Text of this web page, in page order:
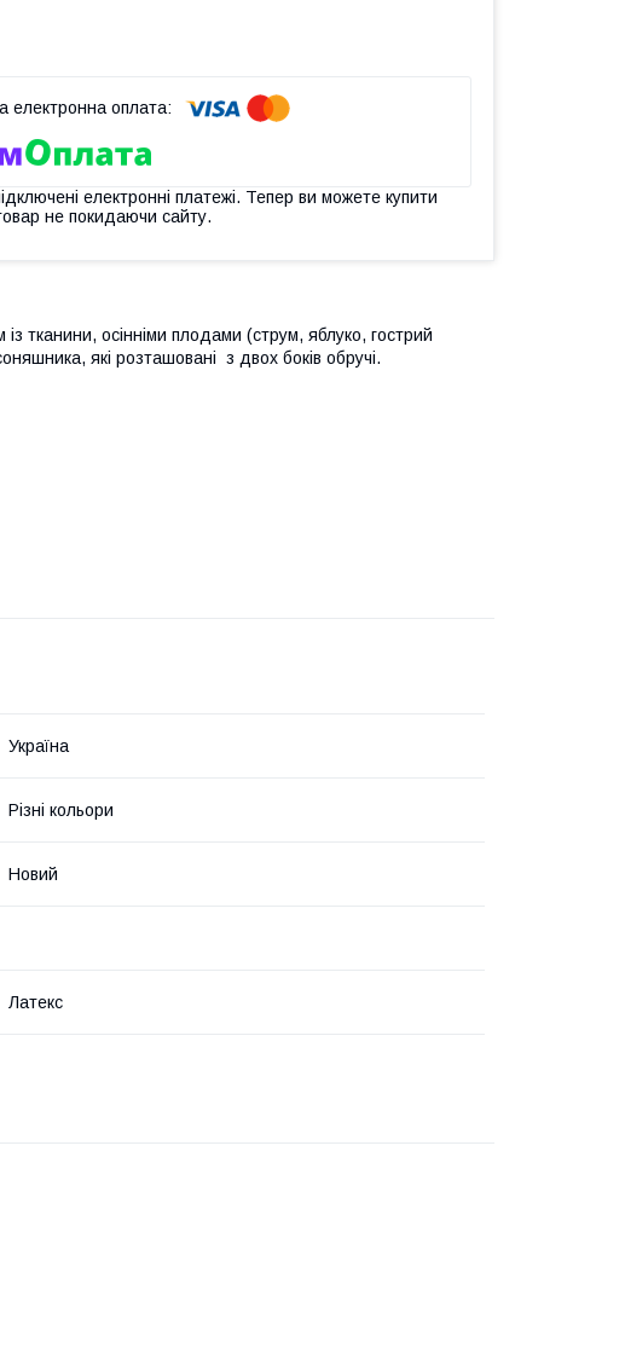
електронні платежі. Тепер ви можете купити
не покидаючи сайту.
тканини, осінніми плодами (струм, яблуко, гострий
які розташовані з двох боків обручі.
Україна
Різні кольори
Новий
Латекс